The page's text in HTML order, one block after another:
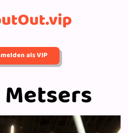
als VIP